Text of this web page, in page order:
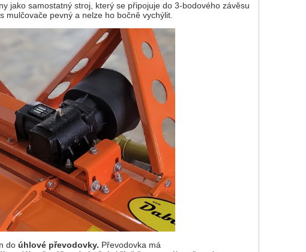
jako samostatný stroj, který se připojuje do 3-bodového závěsu
mulčovače pevný a nelze ho bočně vychýlit.
do úhlové převodovky. Převodovka má